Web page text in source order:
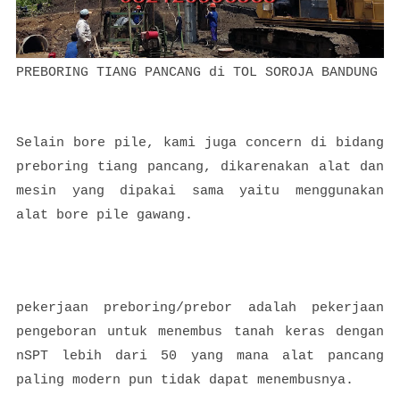
PREBORING TIANG PANCANG di TOL SOROJA BANDUNG
Selain bore pile, kami juga concern di bidang
preboring tiang pancang, dikarenakan alat dan
mesin yang dipakai sama yaitu menggunakan
alat bore pile gawang.
pekerjaan preboring/prebor adalah pekerjaan
pengeboran untuk menembus tanah keras dengan
nSPT lebih dari 50 yang mana alat pancang
paling modern pun tidak dapat menembusnya.